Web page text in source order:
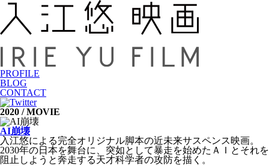
PROFILE
BLOG
CONTACT
2020 / MOVIE
AI崩壊
入江悠による完全オリジナル脚本の近未来サスペンス映画。
2030年の日本を舞台に、突如として暴走を始めたＡＩとそれを
阻止しようと奔走する天才科学者の攻防を描く。